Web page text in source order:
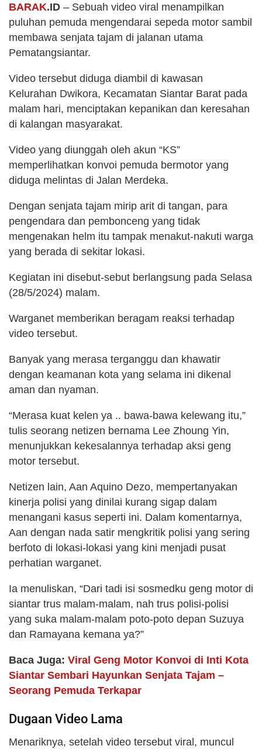
BARAK.ID – Sebuah video viral menampilkan
puluhan pemuda mengendarai sepeda motor sambil
membawa senjata tajam di jalanan utama
Pematangsiantar.
Video tersebut diduga diambil di kawasan
Kelurahan Dwikora, Kecamatan Siantar Barat pada
malam hari, menciptakan kepanikan dan keresahan
di kalangan masyarakat.
Video yang diunggah oleh akun “KS”
memperlihatkan konvoi pemuda bermotor yang
diduga melintas di Jalan Merdeka.
Dengan senjata tajam mirip arit di tangan, para
pengendara dan pembonceng yang tidak
mengenakan helm itu tampak menakut-nakuti warga
yang berada di sekitar lokasi.
Kegiatan ini disebut-sebut berlangsung pada Selasa
(28/5/2024) malam.
Warganet memberikan beragam reaksi terhadap
video tersebut.
Banyak yang merasa terganggu dan khawatir
dengan keamanan kota yang selama ini dikenal
aman dan nyaman.
“Merasa kuat kelen ya .. bawa-bawa kelewang itu,”
tulis seorang netizen bernama Lee Zhoung Yin,
menunjukkan kekesalannya terhadap aksi geng
motor tersebut.
Netizen lain, Aan Aquino Dezo, mempertanyakan
kinerja polisi yang dinilai kurang sigap dalam
menangani kasus seperti ini. Dalam komentarnya,
Aan dengan nada satir mengkritik polisi yang sering
berfoto di lokasi-lokasi yang kini menjadi pusat
perhatian warganet.
Ia menuliskan, “Dari tadi isi sosmedku geng motor di
siantar trus malam-malam, nah trus polisi-polisi
yang suka malam-malam poto-poto depan Suzuya
dan Ramayana kemana ya?”
Baca Juga: Viral Geng Motor Konvoi di Inti Kota
Siantar Sembari Hayunkan Senjata Tajam –
Seorang Pemuda Terkapar
Dugaan Video Lama
Menariknya, setelah video tersebut viral, muncul